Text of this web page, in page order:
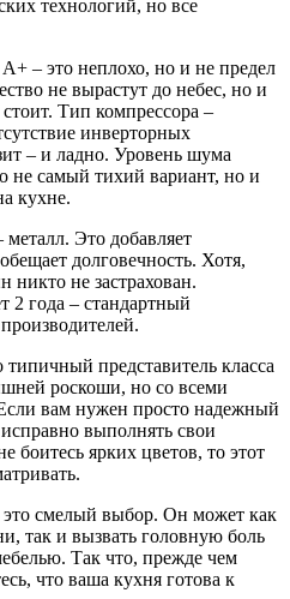
технологий, но все
– это неплохо, но и не предел
не вырастут до небес, но и
Тип компрессора –
инверторных
– и ладно. Уровень шума
не самый тихий вариант, но и
кухне.
Это добавляет
долговечность. Хотя,
никто не застрахован.
2 года – стандартный
представитель класса
роскоши, но со всеми
вам нужен просто надежный
выполнять свои
боитесь ярких цветов, то этот
смелый выбор. Он может как
так и вызвать головную боль
Так что, прежде чем
что ваша кухня готова к